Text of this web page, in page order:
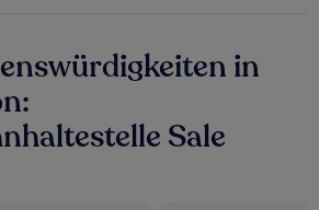
in
Sale